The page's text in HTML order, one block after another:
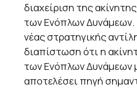
διαχείριση της
των Ενόπλων Δυνάμεων.
νέας στρατηγικής
διαπίστωση ότι η
των Ενόπλων Δυνάμεων
αποτελέσει πηγή